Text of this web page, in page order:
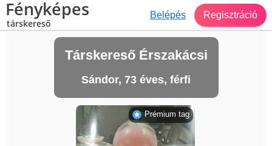
Fényképes
társkereső
Belépés Regisztráció
Társkereső Érszakácsi
Sándor, 73 éves, férfi
Prémium tag